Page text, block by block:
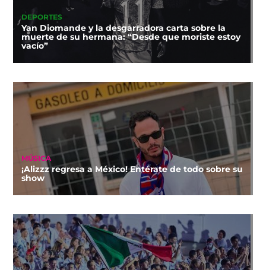
DEPORTES
Yan Diomande y la desgarradora carta sobre la
muerte de su hermana: “Desde que moriste estoy
vacío”
MÚSICA
¡Alizzz regresa a México! Entérate de todo sobre su
show